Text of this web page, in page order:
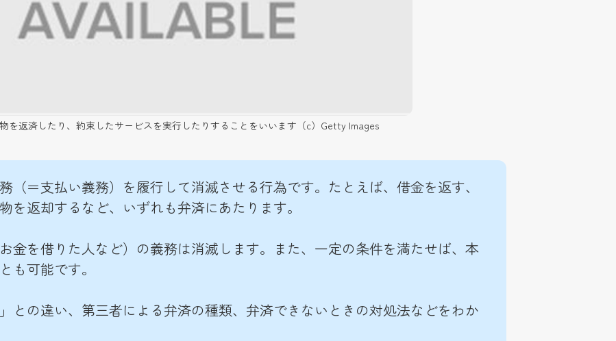
を返済したり、約束したサービスを実行したりすることをいいます（c）Getty Images
（＝支払い義務）を履行して消滅させる行為です。たとえば、借金を返す、
を返却するなど、いずれも弁済にあたります。
金を借りた人など）の義務は消滅します。また、一定の条件を満たせば、本
も可能です。
との違い、第三者による弁済の種類、弁済できないときの対処法などをわか